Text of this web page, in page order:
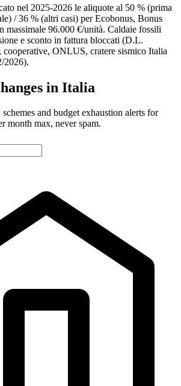
nel 2025-2026 le aliquote al 50 % (prima
/ 36 % (altri casi) per Ecobonus, Bonus
massimale 96.000 €/unità. Caldaie fossili
e sconto in fattura bloccati (D.L.
ONLUS, cratere sismico Italia
2026).
in Italia
and budget exhaustion alerts for
month max, never spam.